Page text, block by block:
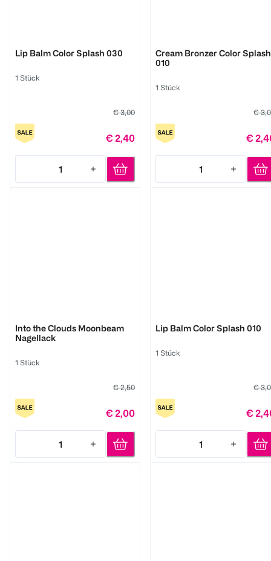
Lip Balm Color Splash 030
1 Stück
€ 3,00
€ 2,40
1
Quantity: 1
Cream Bronzer Color Splash
010
1 Stück
€
€
1
Quantity: 1
Into the Clouds Moonbeam
Nagellack
1 Stück
€ 2,50
€ 2,00
1
Quantity: 1
Lip Balm Color Splash 010
1 Stück
€
€
1
Quantity: 1